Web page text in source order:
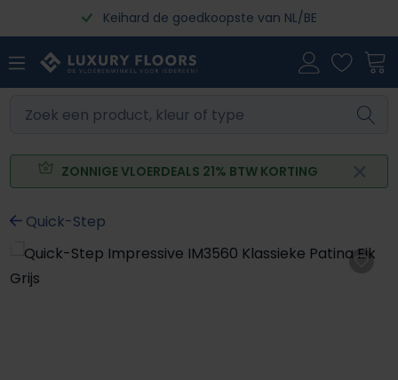
Ga naar de hoofdinhoudKeihard de goedkoopste van NL/BE
ZONNIGE VLOERDEALS 21% BTW KORTING
Quick-Step
Afbeeldingengalerij overslaan